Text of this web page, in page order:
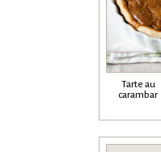
Tarte au
carambar